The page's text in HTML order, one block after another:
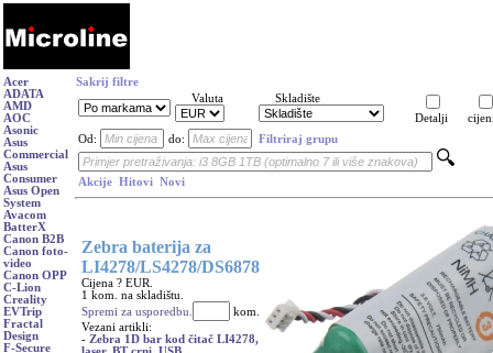
Acer
ADATA
AMD
AOC
Asonic
Asus
Commercial
Asus
Consumer
Asus Open
System
Avacom
BatterX
Canon B2B
Canon foto-
video
Canon OPP
C-Lion
Creality
EVTrip
Fractal
Design
F-Secure
Sakrij filtre
Valuta
Skladište
Detalji
Od:
do: Filtriraj grupu
Akcije Hitovi Novi
Zebra baterija za
LI4278/LS4278/DS6878
Cijena ? EUR.
1 kom. na skladištu.
Spremi za usporedbu.
kom.
Vezani artikli:
- Zebra 1D bar kod čitač LI4278,